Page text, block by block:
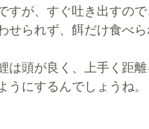
すが、すぐ吐き出すの
せられず、餌だけ食べ
は頭が良く、上手く距
うにするんでしょうね。